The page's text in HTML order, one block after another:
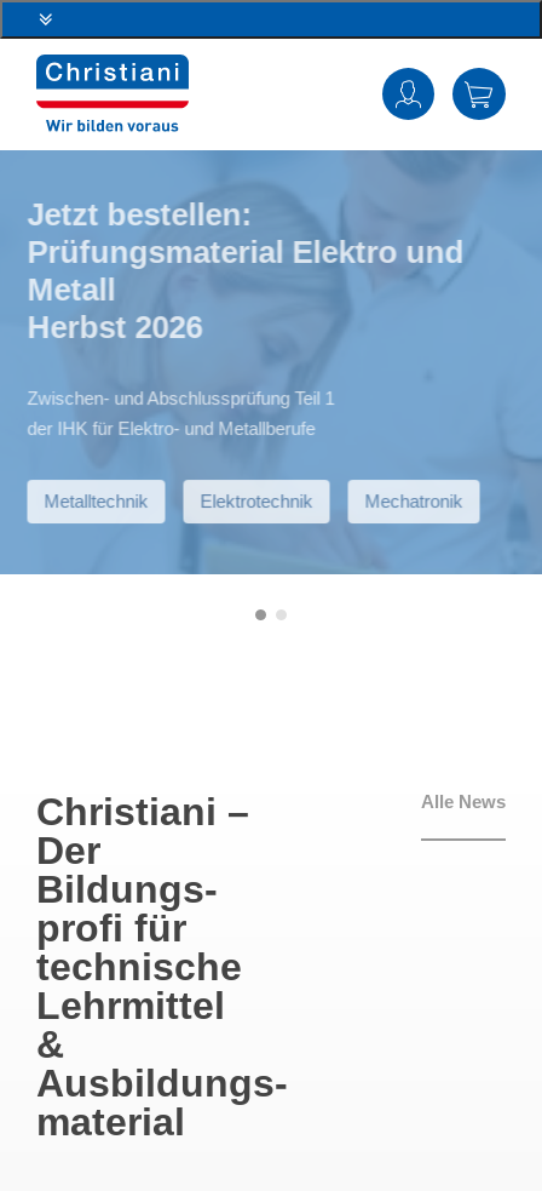
Jetzt bestellen:
Prüfungsmaterial Elektro und
Metall
Herbst 2026
Zwischen- und Abschlussprüfung Teil 1
der IHK für Elektro- und Metallberufe
Metalltechnik Elektrotechnik Mechatronik
Christiani –
Der
Bildungs­
profi für
technische
Lehrmittel
&
Ausbildungs­
material
Alle News